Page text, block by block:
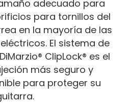
adecuado para
para tornillos del
en la mayoría de las
El sistema de
ClipLock® es el
más seguro y
para proteger su